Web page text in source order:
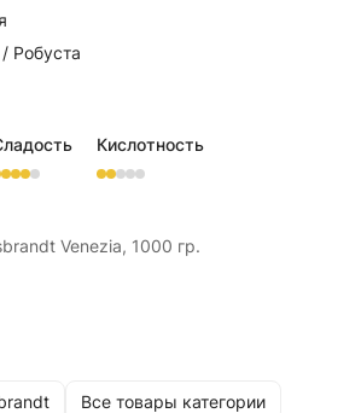
Робуста
Кислотность
Venezia, 1000 гр.
Все товары категории